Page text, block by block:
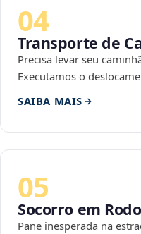
04
Transporte de
Precisa levar seu
Executamos o
SAIBA MAIS
05
Socorro em
Pane inesperada na